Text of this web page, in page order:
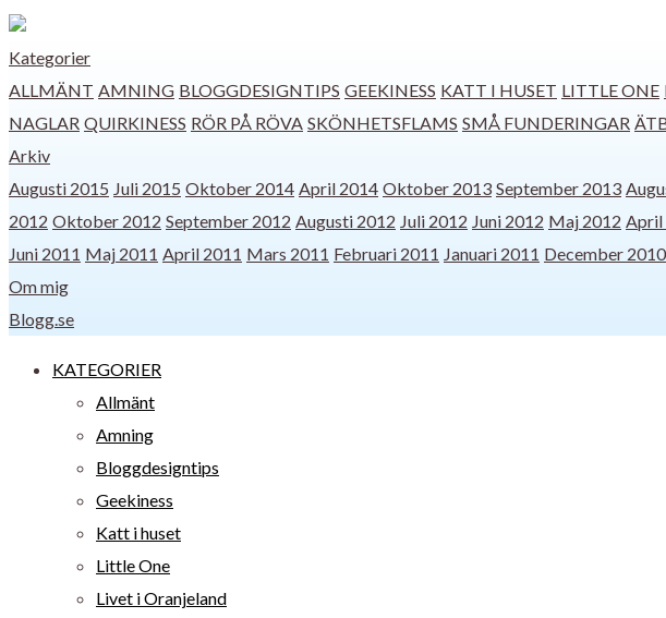
Kategorier
ALLMÄNT AMNING BLOGGDESIGNTIPS GEEKINESS KATT I HUSET LITTLE ONE
NAGLAR QUIRKINESS RÖR PÅ RÖVA SKÖNHETSFLAMS SMÅ FUNDERINGAR
Arkiv
Augusti 2015 Juli 2015 Oktober 2014 April 2014 Oktober 2013 September 2013
2012 Oktober 2012 September 2012 Augusti 2012 Juli 2012 Juni 2012 Maj 2012 April
Juni 2011 Maj 2011 April 2011 Mars 2011 Februari 2011 Januari 2011 December 2010
Om mig
Blogg.se
KATEGORIER
Allmänt
Amning
Bloggdesigntips
Geekiness
Katt i huset
Little One
Livet i Oranjeland